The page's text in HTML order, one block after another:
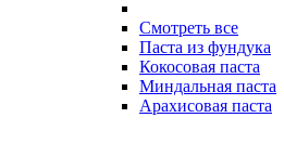
Смотреть все
Паста из фундука
Кокосовая паста
Миндальная паста
Арахисовая паста